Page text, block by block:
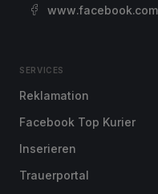
SERVICES
Reklamation
Facebook Top Kurier
Inserieren
Trauerportal